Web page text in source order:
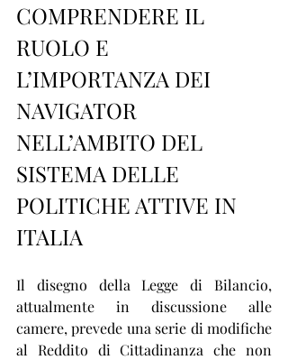
COMPRENDERE IL
RUOLO E
L’IMPORTANZA DEI
NAVIGATOR
NELL’AMBITO DEL
SISTEMA DELLE
POLITICHE ATTIVE IN
ITALIA
Il disegno della Legge di Bilancio,
attualmente in discussione alle
camere, prevede una serie di modifiche
al Reddito di Cittadinanza che non